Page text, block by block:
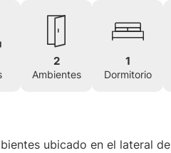
2
Ambientes
1
Dormitorio
ubicado en el lateral de